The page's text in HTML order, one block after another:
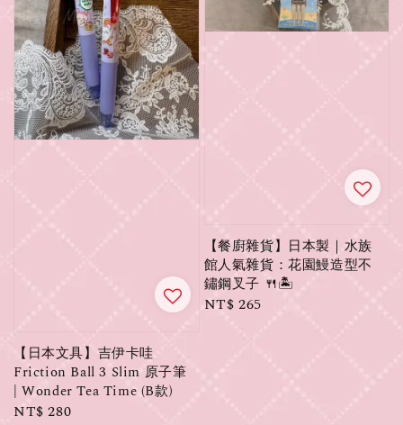
【日本文具】吉伊卡哇
Friction Ball 3 Slim 原子筆
| Wonder Tea Time (B款)
Regular
NT$ 280
【餐廚雜貨】日本製｜水族
館人氣雜貨：花園鰻造型不
鏽鋼叉子 🍴🏝️
Regular
NT$ 265